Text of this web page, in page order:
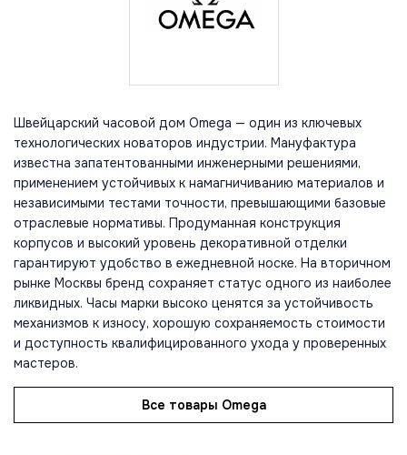
Швейцарский часовой дом Omega — один из ключевых
технологических новаторов индустрии. Мануфактура
известна запатентованными инженерными решениями,
применением устойчивых к намагничиванию материалов и
независимыми тестами точности, превышающими базовые
отраслевые нормативы. Продуманная конструкция
корпусов и высокий уровень декоративной отделки
гарантируют удобство в ежедневной носке. На вторичном
рынке Москвы бренд сохраняет статус одного из наиболее
ликвидных. Часы марки высоко ценятся за устойчивость
механизмов к износу, хорошую сохраняемость стоимости
и доступность квалифицированного ухода у проверенных
мастеров.
Все товары Omega